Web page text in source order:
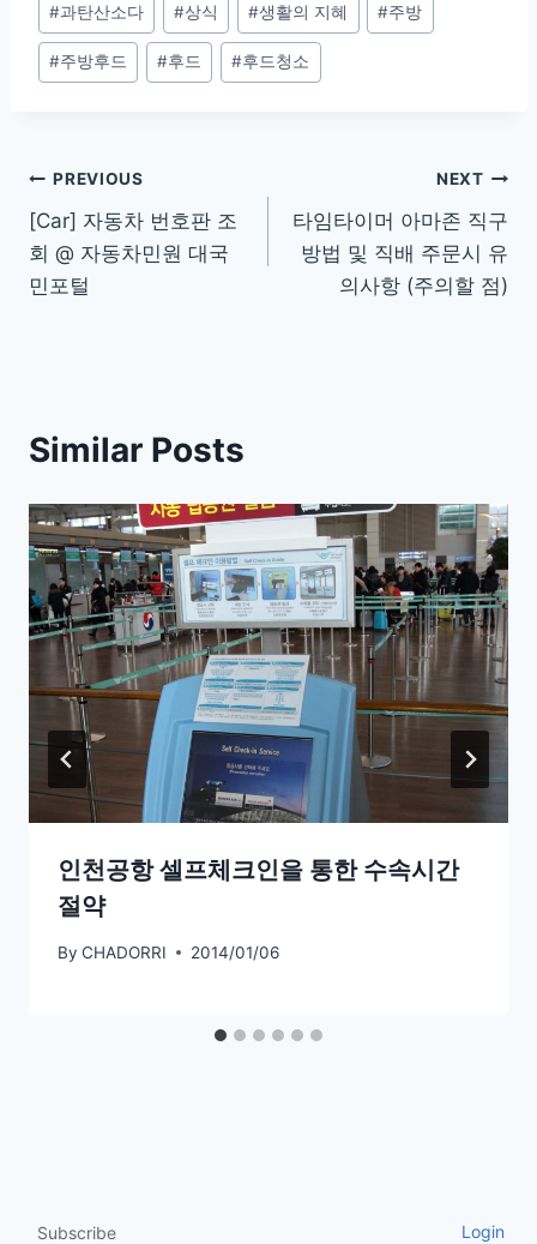
#과탄산소다 #상식 #생활의 지혜 #주방
#주방후드 #후드 #후드청소
Post
navigation
PREVIOUS
[Car] 자동차 번호판 조
회 @ 자동차민원 대국
민포털
NEXT
타임타이머 아마존 직구
방법 및 직배 주문시 유
의사항 (주의할 점)
Similar Posts
인천공항 셀프체크인을 통한 수속시간
절약
By CHADORRI 2014/01/06
Subscribe Login